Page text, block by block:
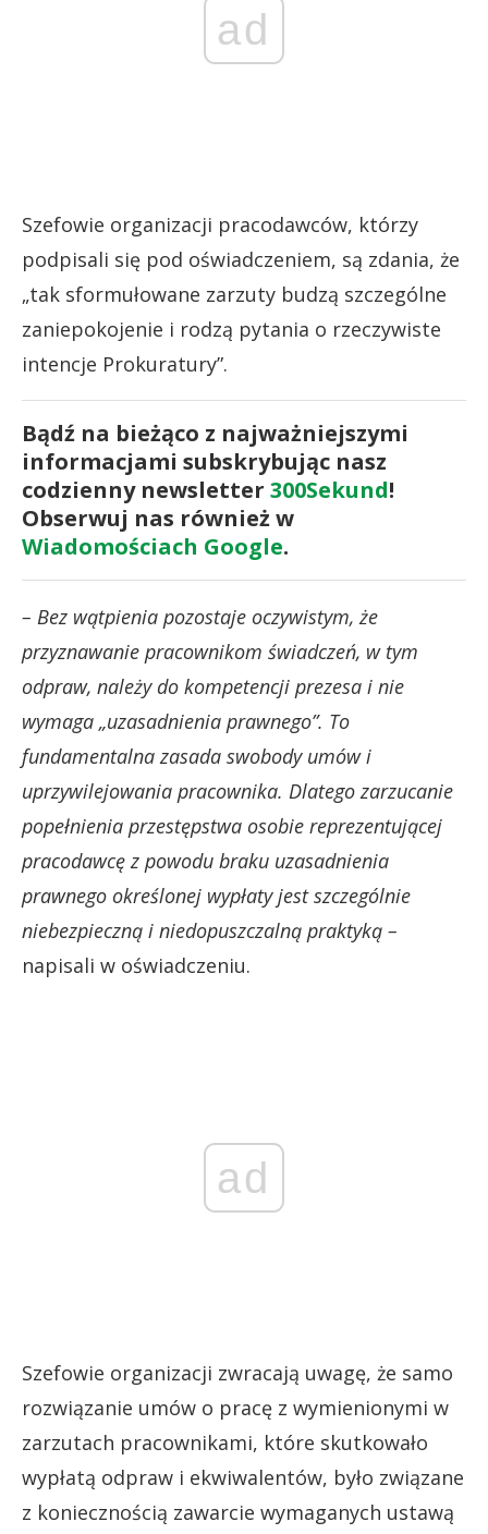
ad
Szefowie organizacji pracodawców, którzy
podpisali się pod oświadczeniem, są zdania, że
„tak sformułowane zarzuty budzą szczególne
zaniepokojenie i rodzą pytania o rzeczywiste
intencje Prokuratury”.
Bądź na bieżąco z najważniejszymi
informacjami subskrybując nasz
codzienny newsletter 300Sekund!
Obserwuj nas również w
Wiadomościach Google.
– Bez wątpienia pozostaje oczywistym, że
przyznawanie pracownikom świadczeń, w tym
odpraw, należy do kompetencji prezesa i nie
wymaga „uzasadnienia prawnego”. To
fundamentalna zasada swobody umów i
uprzywilejowania pracownika. Dlatego zarzucanie
popełnienia przestępstwa osobie reprezentującej
pracodawcę z powodu braku uzasadnienia
prawnego określonej wypłaty jest szczególnie
niebezpieczną i niedopuszczalną praktyką –
napisali w oświadczeniu.
ad
Szefowie organizacji zwracają uwagę, że samo
rozwiązanie umów o pracę z wymienionymi w
zarzutach pracownikami, które skutkowało
wypłatą odpraw i ekwiwalentów, było związane
z koniecznością zawarcie wymaganych ustawą